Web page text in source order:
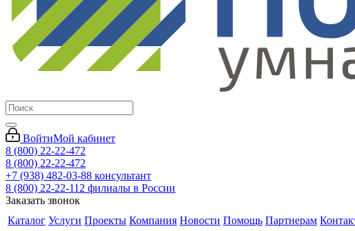
ВойтиМой кабинет
8 (800) 22-22-472
8 (800) 22-22-472
+7 (938) 482-03-88 консультант
8 (800) 22-22-112 филиалы в России
Заказать звонок
Каталог Услуги Проекты Компания Новости Помощь Партнерам